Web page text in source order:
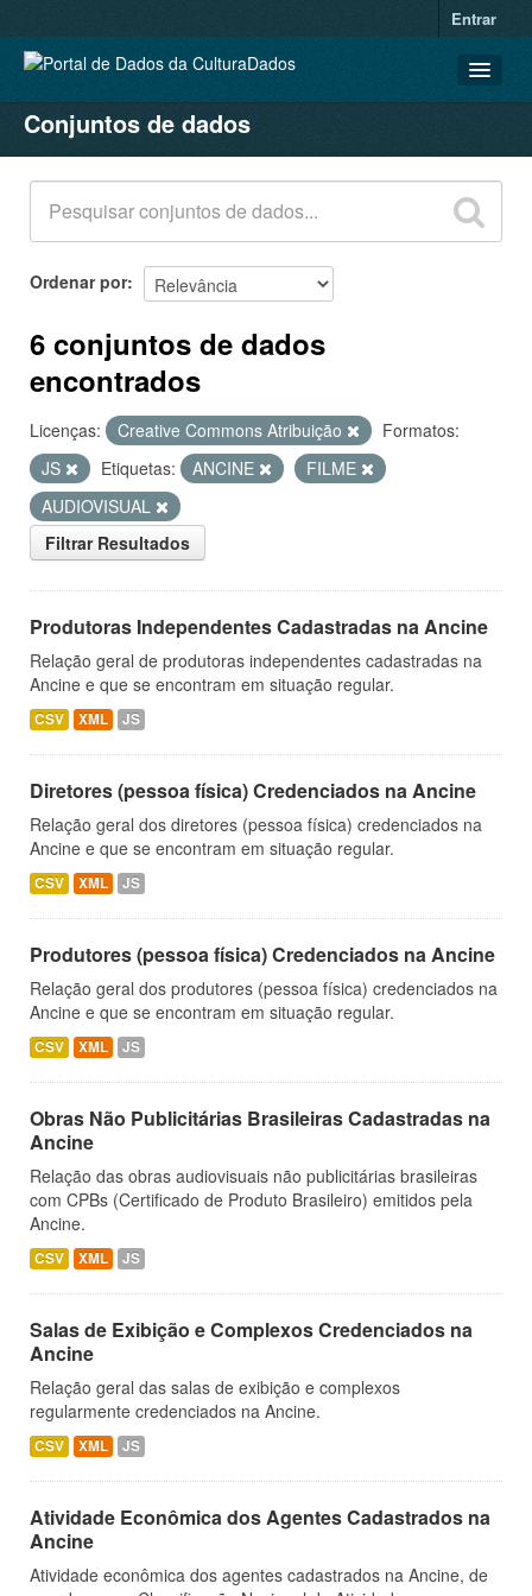
Entrar
CONJUNTOS DE DADOS
ORGANIZAÇÕES
GRUPOS
SOBRE
Conjuntos de dados
Ordenar por
6 conjuntos de dados
encontrados
Licenças: Creative Commons Atribuição
Formatos:
JS
Etiquetas: ANCINE
FILME
AUDIOVISUAL
Filtrar Resultados
Produtoras Independentes Cadastradas na Ancine
Relação geral de produtoras independentes cadastradas na
Ancine e que se encontram em situação regular.
CSV XML JS
Diretores (pessoa física) Credenciados na Ancine
Relação geral dos diretores (pessoa física) credenciados na
Ancine e que se encontram em situação regular.
CSV XML JS
Produtores (pessoa física) Credenciados na Ancine
Relação geral dos produtores (pessoa física) credenciados na
Ancine e que se encontram em situação regular.
CSV XML JS
Obras Não Publicitárias Brasileiras Cadastradas na
Ancine
Relação das obras audiovisuais não publicitárias brasileiras
com CPBs (Certificado de Produto Brasileiro) emitidos pela
Ancine.
CSV XML JS
Salas de Exibição e Complexos Credenciados na
Ancine
Relação geral das salas de exibição e complexos
regularmente credenciados na Ancine.
CSV XML JS
Atividade Econômica dos Agentes Cadastrados na
Ancine
Atividade econômica dos agentes cadastrados na Ancine, de